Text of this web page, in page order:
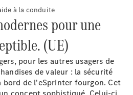
à la conduite
pour une
(UE)
pour les autres usagers de
de valeur : la sécurité
bord de l'eSprinter fourgon. Cet